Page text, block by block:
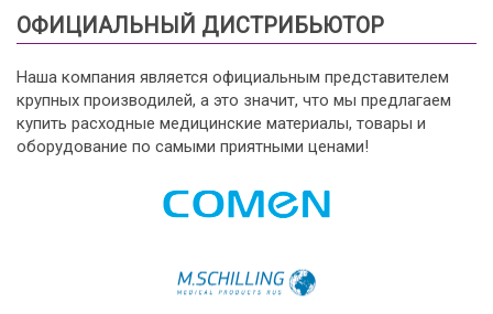
ОФИЦИАЛЬНЫЙ ДИСТРИБЬЮТОР
Наша компания является официальным представителем
крупных производилей, а это значит, что мы предлагаем
купить расходные медицинские материалы, товары и
оборудование по самыми приятными ценами!